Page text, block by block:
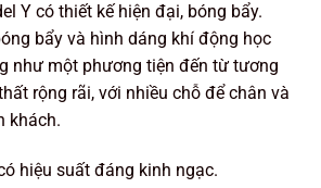
Y có thiết kế hiện đại, bóng bẩy.
bẩy và hình dáng khí động học
như một phương tiện đến từ tương
rộng rãi, với nhiều chỗ để chân và
khách.
hiệu suất đáng kinh ngạc.